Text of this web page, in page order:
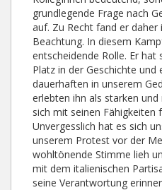
grundlegende Frage nach
auf. Zu Recht fand er daher
Beachtung. In diesem
entscheidende Rolle. Er hat
Platz in der Geschichte und
dauerhaften in unserem
erlebten ihn als starken
sich mit seinen Fähigkeiten
Unvergesslich hat es sich
unserem Protest vor der
wohltönende Stimme lieh
mit dem italienischen
seine Verantwortung